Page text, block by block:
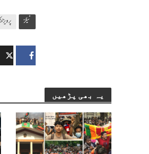
ٹیگز
یہ بھی پڑھیں